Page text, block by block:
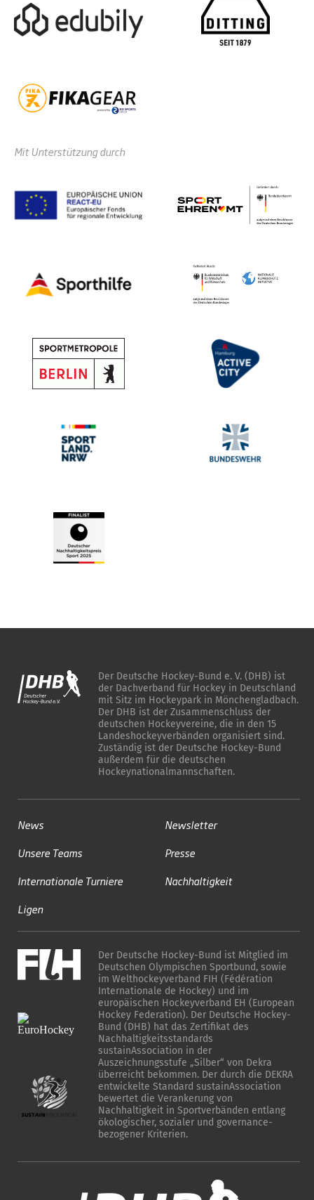
Mit Unterstützung durch
Der Deutsche Hockey-Bund e. V. (DHB) ist
der Dachverband für Hockey in Deutschland
mit Sitz im Hockeypark in Mönchengladbach.
Der DHB ist der Zusammenschluss der
deutschen Hockeyvereine, die in den 15
Landeshockeyverbänden organisiert sind.
Zuständig ist der Deutsche Hockey-Bund
außerdem für die deutschen
Hockeynationalmannschaften.
News
Unsere Teams
Internationale Turniere
Ligen
Newsletter
Presse
Nachhaltigkeit
Der Deutsche Hockey-Bund ist Mitglied im
Deutschen Olympischen Sportbund, sowie
im Welthockeyverband FIH (Fédération
Internationale de Hockey) und im
europäischen Hockeyverband EH (European
Hockey Federation). Der Deutsche Hockey-
Bund (DHB) hat das Zertifikat des
Nachhaltigkeitsstandards
sustainAssociation in der
Auszeichnungsstufe „Silber“ von Dekra
überreicht bekommen. Der durch die DEKRA
entwickelte Standard sustainAssociation
bewertet die Verankerung von
Nachhaltigkeit in Sportverbänden entlang
ökologischer, sozialer und governance-
bezogener Kriterien.